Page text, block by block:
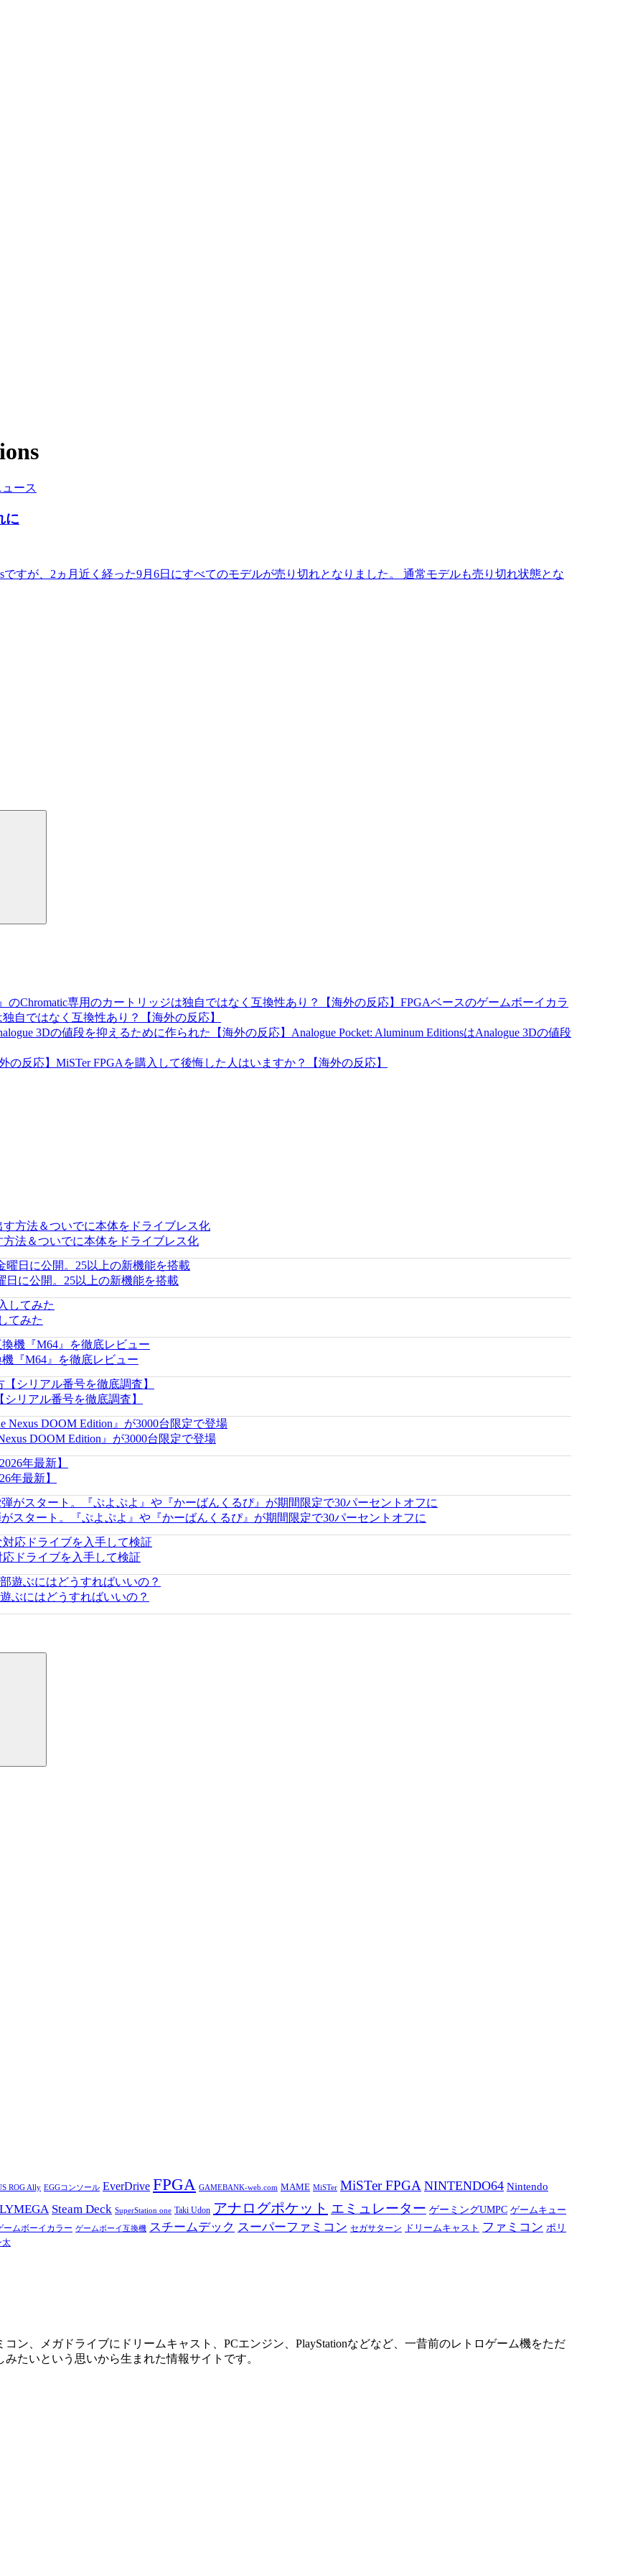
ース
に
ですが、2ヵ月近く経った9月6日にすべてのモデルが売り切れとなりました。 通常モデルも売り切れ状態とな
FPGAベースのゲームボーイカラ
自ではなく互換性あり？【海外の反応】
【海外の反応】Analogue Pocket: Aluminum EditionsはAnalogue 3Dの値段
MiSTer FPGAを購入して後悔した人はいますか？【海外の反応】
法＆ついでに本体をドライブレス化
日に公開。25以上の新機能を搭載
てみた
『M64』を徹底レビュー
リアル番号を徹底調査】
DOOM Edition』が3000台限定で登場
年最新】
スタート。『ぷよぷよ』や『かーばんくるぴ』が期間限定で30パーセントオフに
ドライブを入手して検証
ぶにはどうすればいいの？
ROG Ally EGGコンソール EverDrive FPGA GAMEBANK-web.com MAME MiSTer MiSTer FPGA NINTENDO64 Nintendo
Steam Deck SuperStation one Taki Udon アナログポケット エミュレーター ゲーミングUMPC ゲームキュー
ームボーイカラー ゲームボーイ互換機 スチームデック スーパーファミコン セガサターン ドリームキャスト ファミコン ポリ
太
ン、メガドライブにドリームキャスト、PCエンジン、PlayStationなどなど、一昔前のレトロゲーム機をただ
たいという思いから生まれた情報サイトです。